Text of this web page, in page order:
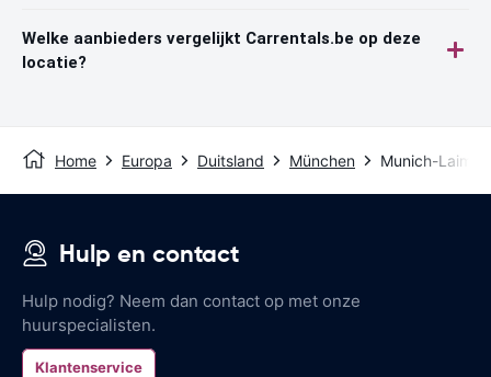
Welke aanbieders vergelijkt Carrentals.be op deze
locatie?
Home Europa Duitsland München Munich-Laim
Hulp en contact
Hulp nodig? Neem dan contact op met onze
huurspecialisten.
Klantenservice